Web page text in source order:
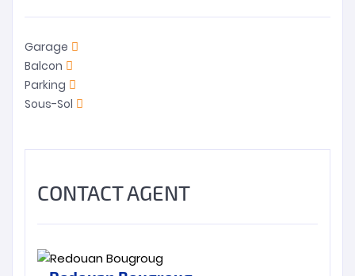
Garage
Balcon
Parking
Sous-Sol
CONTACT AGENT